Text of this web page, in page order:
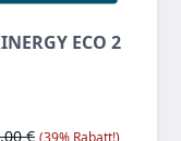
und die KBA-
prüfen
innerhalb eines
GOLF VI
ECO 2
€ (39% Rabatt!)